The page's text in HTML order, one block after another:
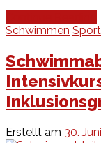
Schwimmen
Erstellt am 30.